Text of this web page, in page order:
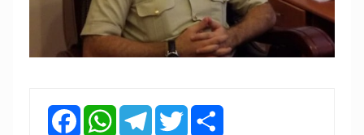
FacebookWhatsAppTelegramTwitter